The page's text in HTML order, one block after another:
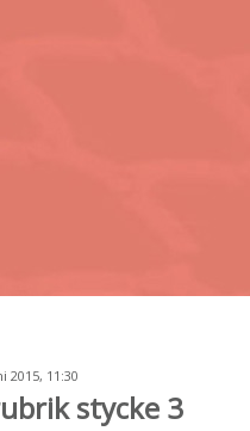
2015, 11:30
stycke 3